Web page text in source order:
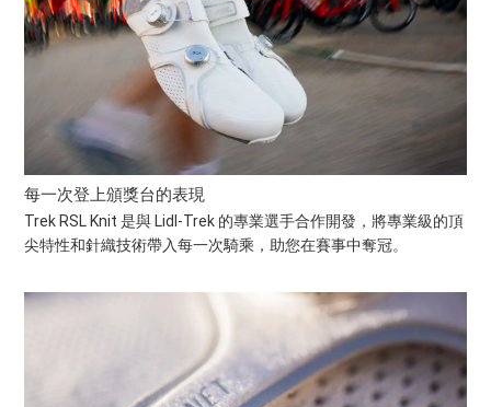
每一次登上頒獎台的表現
Trek RSL Knit 是與 Lidl-Trek 的專業選手合作開發，將專業級的頂
尖特性和針織技術帶入每一次騎乘，助您在賽事中奪冠。